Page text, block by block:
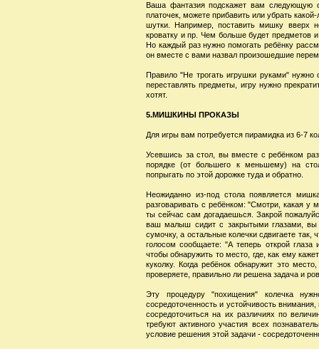
Ваша фантазия подскажет вам следующую
платочек, можете прибавить или убрать
шутки. Например, поставить мишку вверх
кроватку и пр. Чем больше будет предметов
Но каждый раз нужно помогать ребёнку
он вместе с вами назвал произошедшие
Правило "Не трогать игрушки руками" нужно
переставлять предметы, игру нужно
хотят.
5.МИШКИНЫ ПРОКАЗЫ
Для игры вам потребуется пирамидка из 6-7
Усевшись за стол, вы вместе с ребёнком
порядке (от большего к меньшему) на
попрыгать по этой дорожке туда и обратно.
Неожиданно из-под стола появляется
разговаривать с ребёнком: "Смотри, какая у
ты сейчас сам догадаешься. Закрой
ваш малыш сидит с закрытыми глазами, вы
сумочку, а остальные колечки сдвигаете
голосом сообщаете: "А теперь открой
чтобы обнаружить то место, где, как ему
куколку. Когда ребёнок обнаружит это
проверяете, правильно ли решена задача и
Эту процедуру "похищения" колечка
сосредоточенность и устойчивость
сосредоточиться на их различиях по
требуют активного участия всех
условие решения этой задачи -